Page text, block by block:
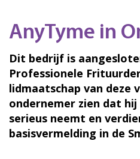
AnyTyme in
Dit bedrijf is
Professionele
lidmaatschap van deze
ondernemer zien dat hij
serieus neemt en
basisvermelding in de